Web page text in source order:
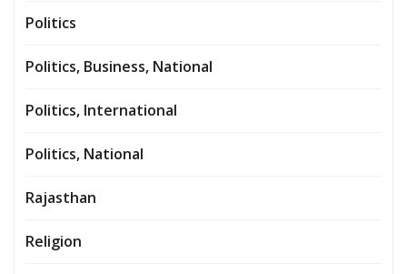
Politics
Politics, Business, National
Politics, International
Politics, National
Rajasthan
Religion